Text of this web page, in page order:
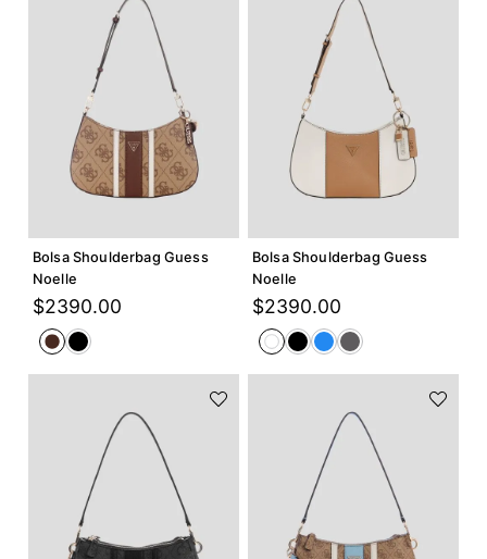
Bolsa Shoulderbag Guess
Noelle
$2390.00
Bolsa Shoulderbag Guess
Noelle
$2390.00